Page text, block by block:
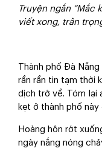
Truyện ngắn “Mắc
viết xong, trân
Thành phố Đà
rần rần tin tạm thời
dịch trở về. Tóm lại
kẹt ở thành phố
Hoàng hôn rớt
ngày nắng nóng